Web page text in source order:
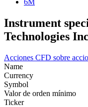
6M
Instrument
Technologies Inc
Acciones CFD sobre
Name
Currency
Symbol
Valor de orden mínimo
Ticker